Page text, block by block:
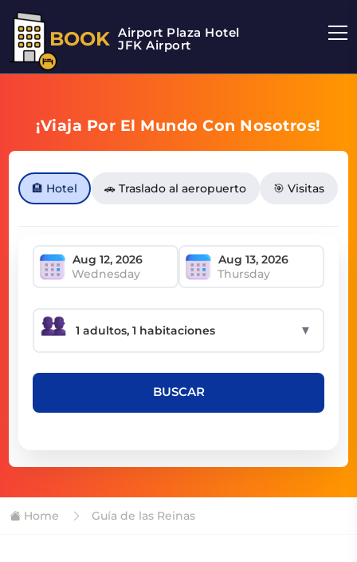
BOOK Airport Plaza Hotel
JFK Airport
¡Viaja Por El Mundo Con Nosotros!
🏨 Hotel 🚗 Traslado al aeropuerto 🎯 Visitas
Wednesday Thursday
▼
BUSCAR
Home Guía de las Reinas